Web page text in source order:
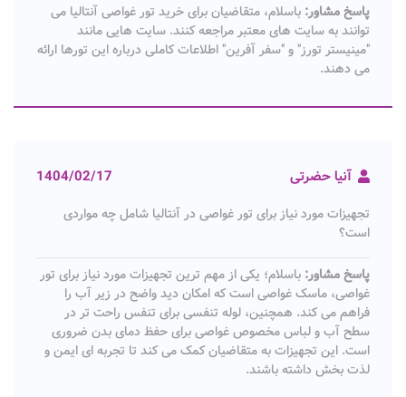
پاسخ مشاور: باسلام، متقاضیان برای خرید تور غواصی آنتالیا می
توانند به سایت های معتبر مراجعه کنند. سایت هایی مانند
"مینیستر تورز" و "سفر آفرین" اطلاعات کاملی درباره این تورها ارائه
می دهند.
آنیا حضرتی 1404/02/17
تجهیزات مورد نیاز برای تور غواصی در آنتالیا شامل چه مواردی
است؟
پاسخ مشاور: باسلام؛ یکی از مهم ترین تجهیزات مورد نیاز برای تور
غواصی، ماسک غواصی است که امکان دید واضح در زیر آب را
فراهم می کند. همچنین، لوله تنفسی برای تنفس راحت تر در
سطح آب و لباس مخصوص غواصی برای حفظ دمای بدن ضروری
است. این تجهیزات به متقاضیان کمک می کند تا تجربه ای ایمن و
لذت بخش داشته باشند.